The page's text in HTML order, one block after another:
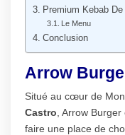
Premium Kebab
Le Menu
Conclusion
Arrow
Situé au cœur de
Castro , Arrow
faire une place de